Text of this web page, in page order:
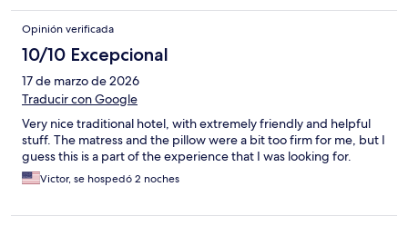
Opinión verificada
10/10 Excepcional
17 de marzo de 2026
Traducir con Google
Very nice traditional hotel, with extremely friendly and helpful
stuff. The matress and the pillow were a bit too firm for me, but I
guess this is a part of the experience that I was looking for.
Victor, se hospedó 2 noches